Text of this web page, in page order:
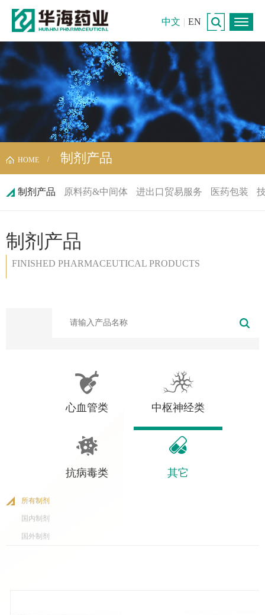
中文 | EN
HOME 制剂产品
制剂产品 原料药&中间体 进出口贸易服务 医药包装
制剂产品
FINISHED PHARMACEUTICAL PRODUCTS
心血管类 中枢神经类
抗病毒类 其它
所有制剂
国内制剂
国外制剂